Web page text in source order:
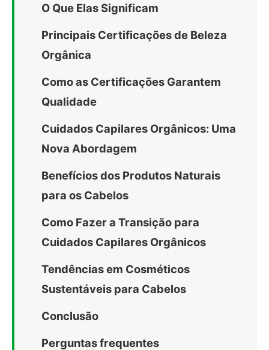
O Que Elas Significam
Principais Certificações de Beleza
Orgânica
Como as Certificações Garantem
Qualidade
Cuidados Capilares Orgânicos: Uma
Nova Abordagem
Benefícios dos Produtos Naturais
para os Cabelos
Como Fazer a Transição para
Cuidados Capilares Orgânicos
Tendências em Cosméticos
Sustentáveis para Cabelos
Conclusão
Perguntas frequentes